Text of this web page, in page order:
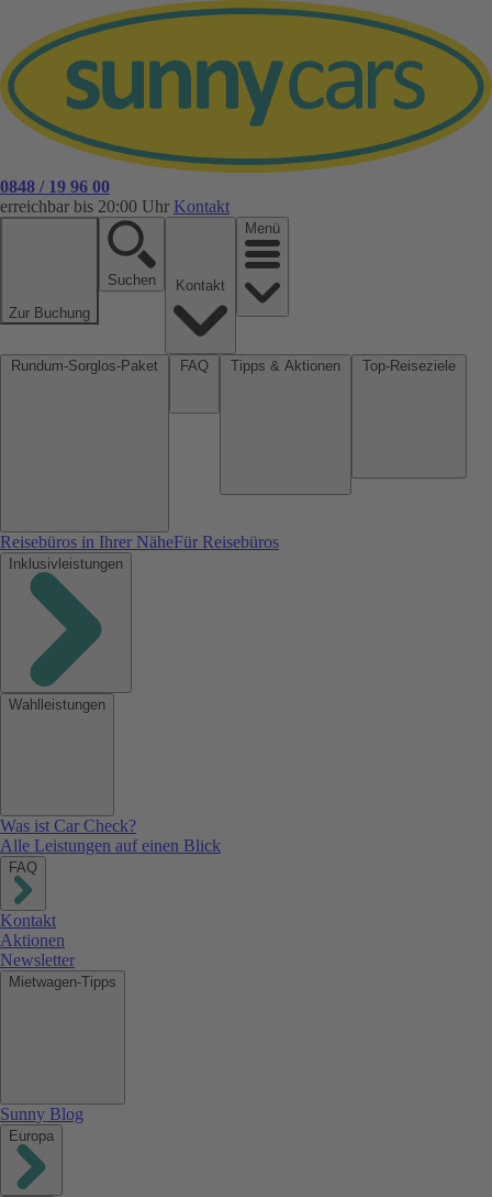
0848 / 19 96 00
erreichbar bis 20:00 Uhr Kontakt
Zur Buchung
Suchen
Menü
Reisebüros in Ihrer NäheFür Reisebüros
Inklusivleistungen
Wahlleistungen
Was ist Car Check?
Alle Leistungen auf einen Blick
FAQ
Kontakt
Aktionen
Newsletter
Mietwagen-Tipps
Sunny Blog
Europa